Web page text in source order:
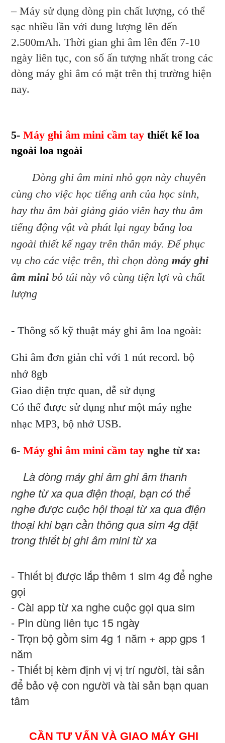
– Máy sử dụng dòng pin chất lượng, có thể
sạc nhiều lần với dung lượng lên đến
2.500mAh. Thời gian ghi âm lên đến 7-10
ngày liên tục, con số ấn tượng nhất trong các
dòng máy ghi âm có mặt trên thị trường hiện
nay.
5- Máy ghi âm mini cầm tay thiết kế loa
ngoài loa ngoài
Dòng ghi âm mini nhỏ gọn này chuyên
cùng cho việc học tiếng anh của học sinh,
hay thu âm bài giảng giáo viên hay thu âm
tiếng động vật và phát lại ngay bằng loa
ngoài thiết kế ngay trên thân máy. Để phục
vụ cho các việc trên, thì chọn dòngmáy ghi
âm mini bỏ túi này vô cùng tiện lợi và chất
lượng
- Thông số kỹ thuật máy ghi âm loa ngoài:
Ghi âm đơn giản chỉ với 1 nút record. bộ
nhớ 8gb
Giao diện trực quan, dễ sử dụng
Có thể được sử dụng như một máy nghe
nhạc MP3, bộ nhớ USB.
6-Máy ghi âm mini cầm tay nghe từ xa:
Là dòng máy ghi âm ghi âm thanh
nghe từ xa qua điện thoại, bạn có thể
nghe được cuộc hội thoại từ xa qua điện
thoại khi bạn cần thông qua sim 4g đặt
trong thiết bị ghi âm mini từ xa
- Thiết bị được lắp thêm 1 sim 4g để nghe
gọi
- Cài app từ xa nghe cuộc gọi qua sim
- Pin dùng liên tục 15 ngày
- Trọn bộ gồm sim 4g 1 năm + app gps 1
năm
- Thiết bị kèm định vị vị trí người, tài sản
để bảo vệ con người và tài sản bạn quan
tâm
CẦN TƯ VẤN VÀ GIAO MÁY GHI